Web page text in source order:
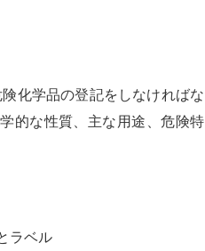
化学品の登記をしなければな
的な性質、主な用途、危険特
ラベル